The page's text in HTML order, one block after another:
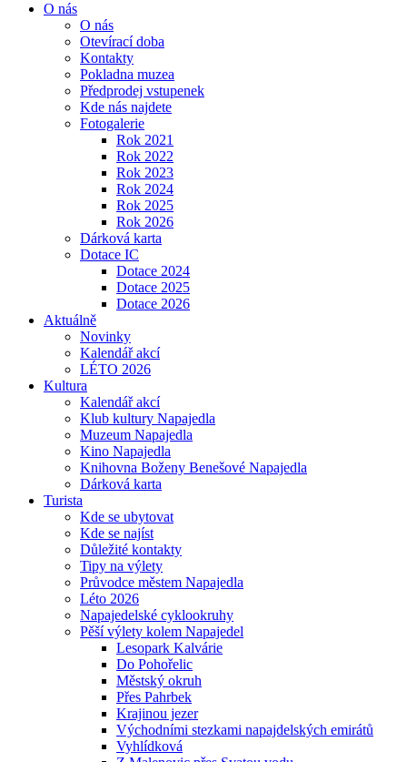
O nás
O nás
Otevírací doba
Kontakty
Pokladna muzea
Předprodej vstupenek
Kde nás najdete
Fotogalerie
Rok 2021
Rok 2022
Rok 2023
Rok 2024
Rok 2025
Rok 2026
Dárková karta
Dotace IC
Dotace 2024
Dotace 2025
Dotace 2026
Aktuálně
Novinky
Kalendář akcí
LÉTO 2026
Kultura
Kalendář akcí
Klub kultury Napajedla
Muzeum Napajedla
Kino Napajedla
Knihovna Boženy Benešové Napajedla
Dárková karta
Turista
Kde se ubytovat
Kde se najíst
Důležité kontakty
Tipy na výlety
Průvodce městem Napajedla
Léto 2026
Napajedelské cyklookruhy
Pěší výlety kolem Napajedel
Lesopark Kalvárie
Do Pohořelic
Městský okruh
Přes Pahrbek
Krajinou jezer
Východními stezkami napajdelských emirátů
Vyhlídková